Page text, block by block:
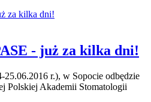
- już za kilka dni!
25.06.2016 r.), w Sopocie odbędzie
Polskiej Akademii Stomatologii